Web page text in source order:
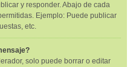
y responder. Abajo de cada
Ejemplo: Puede publicar
etc.
solo puede borrar o editar